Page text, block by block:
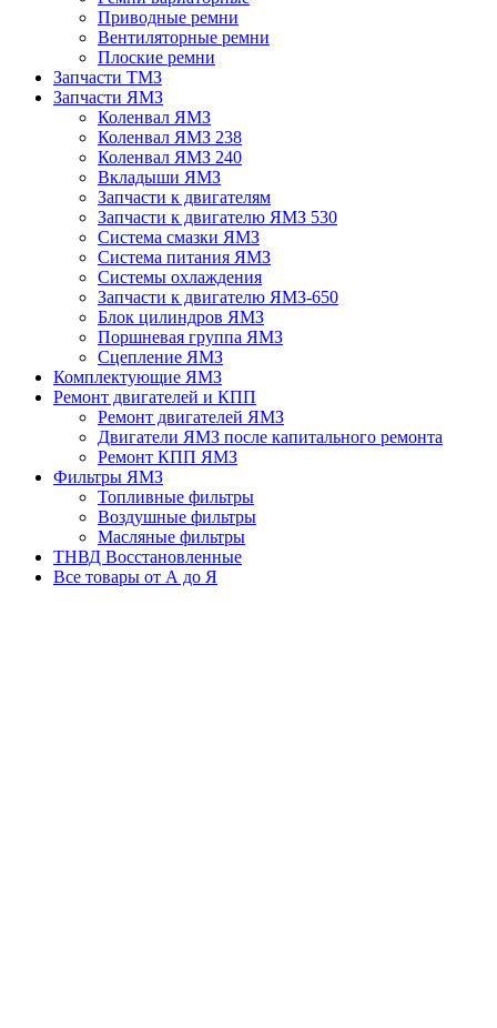
Приводные ремни
Вентиляторные ремни
Плоские ремни
Запчасти ТМЗ
Запчасти ЯМЗ
Коленвал ЯМЗ
Коленвал ЯМЗ 238
Коленвал ЯМЗ 240
Вкладыши ЯМЗ
Запчасти к двигателям
Запчасти к двигателю ЯМЗ 530
Система смазки ЯМЗ
Система питания ЯМЗ
Системы охлаждения
Запчасти к двигателю ЯМЗ-650
Блок цилиндров ЯМЗ
Поршневая группа ЯМЗ
Сцепление ЯМЗ
Комплектующие ЯМЗ
Ремонт двигателей и КПП
Ремонт двигателей ЯМЗ
Двигатели ЯМЗ после капитального ремонта
Ремонт КПП ЯМЗ
Фильтры ЯМЗ
Топливные фильтры
Воздушные фильтры
Масляные фильтры
ТНВД Восстановленные
Все товары от А до Я